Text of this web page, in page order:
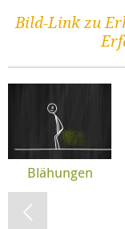
Bild-Link zu
Blähungen